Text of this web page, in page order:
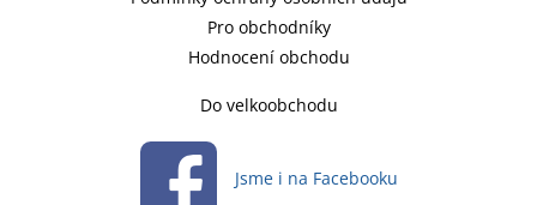
Pro obchodníky
Hodnocení obchodu
Do velkoobchodu
Jsme i na Facebooku